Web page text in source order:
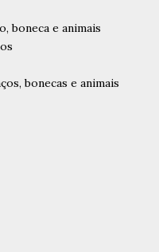
bonecas e animais